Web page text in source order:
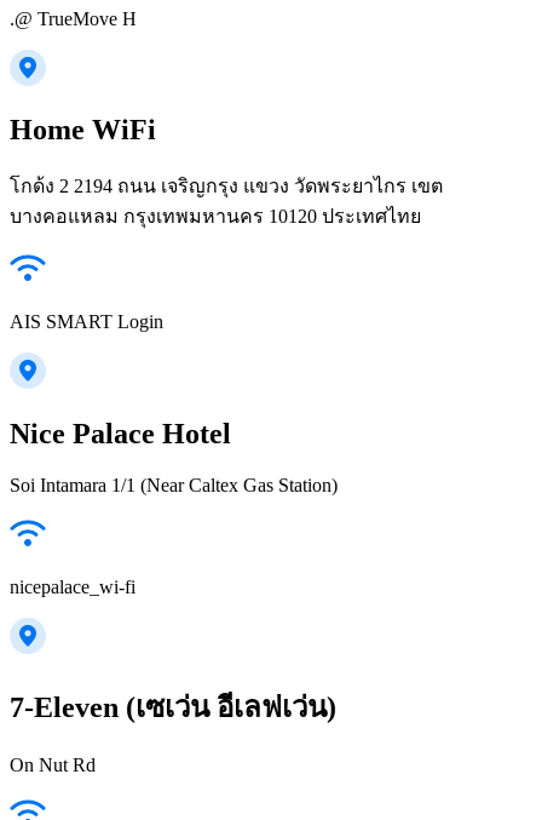
.@ TrueMove H
Home WiFi
โกด้ง 2 2194 ถนน เจริญกรุง แขวง วัดพระยาไกร เขต
บางคอแหลม กรุงเทพมหานคร 10120 ประเทศไทย
AIS SMART Login
Nice Palace Hotel
Soi Intamara 1/1 (Near Caltex Gas Station)
nicepalace_wi-fi
7-Eleven (เซเว่น อีเลฟเว่น)
On Nut Rd